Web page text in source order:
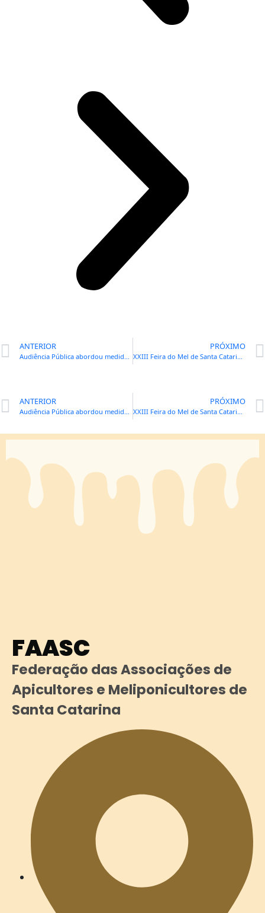
ANTERIOR
Audiência Pública abordou medidas de combate à falsificação do mel em Santa Catarina
PRÓXIMO
XXIII Feira do Mel de Santa Catarina em Florianópolis
ANTERIOR
Audiência Pública abordou medidas de combate à falsificação do mel em Santa Catarina
PRÓXIMO
XXIII Feira do Mel de Santa Catarina em Florianópolis
FAASC
Federação das Associações de
Apicultores e Meliponicultores de
Santa Catarina